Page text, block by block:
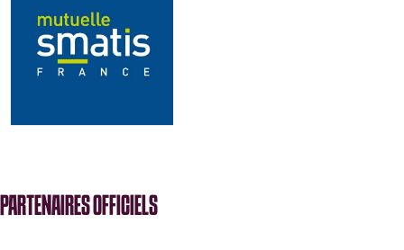
PARTENAIRES OFFICIELS